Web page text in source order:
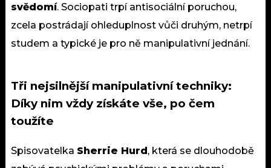
svědomí. Sociopati trpí antisociální poruchou,
zcela postrádají ohleduplnost vůči druhým, netrpí
studem a typické je pro ně manipulativní jednání.
Tři nejsilnější manipulativní techniky:
Díky nim vždy získáte vše, po čem
toužíte
Spisovatelka Sherrie Hurd, která se dlouhodobě